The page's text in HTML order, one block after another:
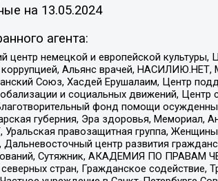
на 13.05.2024
агента:
немецкой и европейской
Альянс врачей,
Союз, Хасдей Ерушалаим, Центр
и социальных движений,
фонд помощи
губерния, Эра здоровья, Мемориал,
правозащитная группа,
центр развития
Сутяжник, АКАДЕМИЯ ПО ПРАВАМ
стран, Гражданское